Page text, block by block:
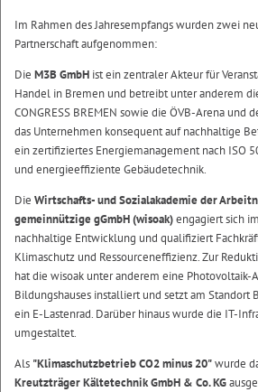
Im Rahmen des Jahresempfangs wurden zwei
Partnerschaft aufgenommen:
Die M3B GmbH ist ein zentraler Akteur für
Handel in Bremen und betreibt unter anderem
CONGRESS BREMEN sowie die ÖVB-Arena und
das Unternehmen konsequent auf nachhaltige
ein zertifiziertes Energiemanagement nach ISO
und energieeffiziente Gebäudetechnik.
Die Wirtschafts- und Sozialakademie der
gemeinnützige gGmbH (wisoak)engagiert sich
nachhaltige Entwicklung und qualifiziert
Klimaschutz und Ressourceneffizienz. Zur
hat die wisoak unter anderem eine Photovoltaik-
Bildungshauses installiert und setzt am Standort
ein E-Lastenrad. Darüber hinaus wurde die IT-
umgestaltet.
Als "Klimaschutzbetrieb CO2 minus 20"wurde
Kreutzträger Kältetechnik GmbH & Co. KG